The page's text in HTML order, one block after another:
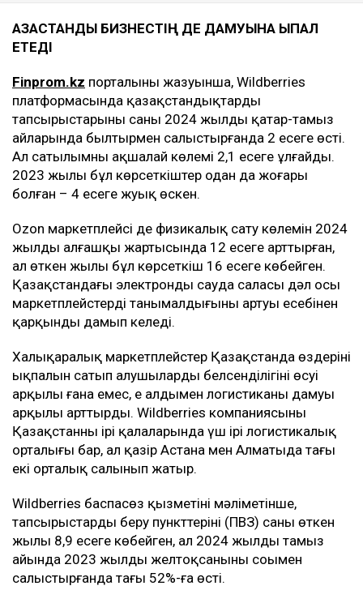
ҚАЗАҚСТАНДЫҚ БИЗНЕСТІҢ ДЕ ДАМУЫНА ЫҚПАЛ
ЕТЕДІ
Finprom.kz порталының жазуынша, Wildberries
платформасында қазақстандықтардың
тапсырыстарының саны 2024 жылдың қаңтар-тамыз
айларында былтырмен салыстырғанда 2 есеге өсті.
Ал сатылымның ақшалай көлемі 2,1 есеге ұлғайды.
2023 жылы бұл көрсеткіштер одан да жоғары
болған – 4 есеге жуық өскен.
Ozon маркетплейсі де физикалық сату көлемін 2024
жылдың алғашқы жартысында 12 есеге арттырған,
ал өткен жылы бұл көрсеткіш 16 есеге көбейген.
Қазақстандағы электронды сауда саласы дәл осы
маркетплейстердің танымалдығының артуы есебінен
қарқынды дамып келеді.
Халықаралық маркетплейстер Қазақстанда өздерінің
ықпалын сатып алушылардың белсенділігінің өсуі
арқылы ғана емес, ең алдымен логистиканың дамуы
арқылы арттырды. Wildberries компаниясының
Қазақстанның ірі қалаларында үш ірі логистикалық
орталығы бар, ал қазір Астана мен Алматыда тағы
екі орталық салынып жатыр.
Wildberries баспасөз қызметінің мәліметінше,
тапсырыстарды беру пункттерінің (ПВЗ) саны өткен
жылы 8,9 есеге көбейген, ал 2024 жылдың тамыз
айында 2023 жылдың желтоқсанының соңымен
салыстырғанда тағы 52%-ға өсті.